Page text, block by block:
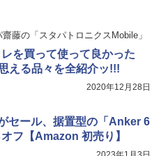
齋藤の「スタパトロニクスMobile」
を買って使って良かった
える品々を全紹介ッ!!!
2020年12月28日
セール、据置型の「Anker 6
フ【Amazon 初売り】